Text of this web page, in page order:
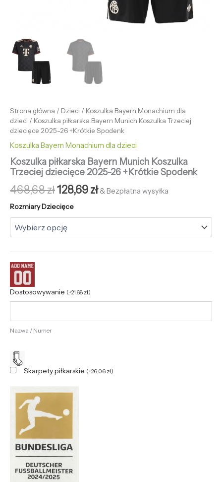
Strona główna / Dzieci / Koszulka Bayern Monachium dla
dzieci / Koszulka piłkarska Bayern Munich Koszulka Trzeciej
dziecięce 2025-26 +Krótkie Spodenk
Koszulka Bayern Monachium dla dzieci
Koszulka piłkarska Bayern Munich Koszulka
Trzeciej dziecięce 2025-26 +Krótkie Spodenk
468,68zł128,69zł & Bezpłatna wysyłka
Rozmiary Dziecięce
Dostosowywanie (+21,68 zł)
Nazwa / Numer
Skarpety piłkarskie (+26,06 zł)